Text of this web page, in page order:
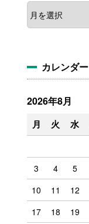
ア
ー
カ
カレンダー
2026年8月
月 火 水
3
4 5
10
11 12
17
18 19